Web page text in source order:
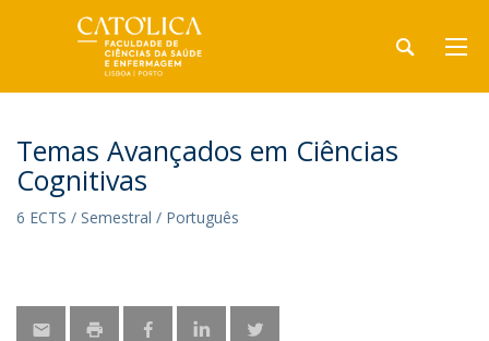
Temas Avançados em Ciências
Cognitivas
6 ECTS / Semestral / Português